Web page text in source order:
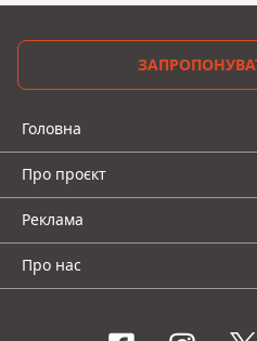
Головна
Про проєкт
Реклама
Про нас